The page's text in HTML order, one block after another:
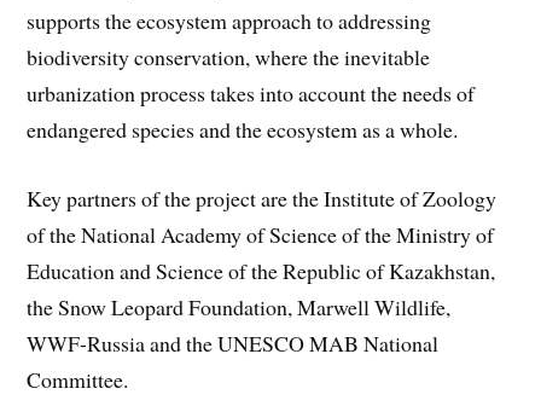
supports the ecosystem approach to addressing
biodiversity conservation, where the inevitable
urbanization process takes into account the needs of
endangered species and the ecosystem as a whole.
Key partners of the project are the Institute of Zoology
of the National Academy of Science of the Ministry of
Education and Science of the Republic of Kazakhstan,
the Snow Leopard Foundation, Marwell Wildlife,
WWF-Russia and the UNESCO MAB National
Committee.